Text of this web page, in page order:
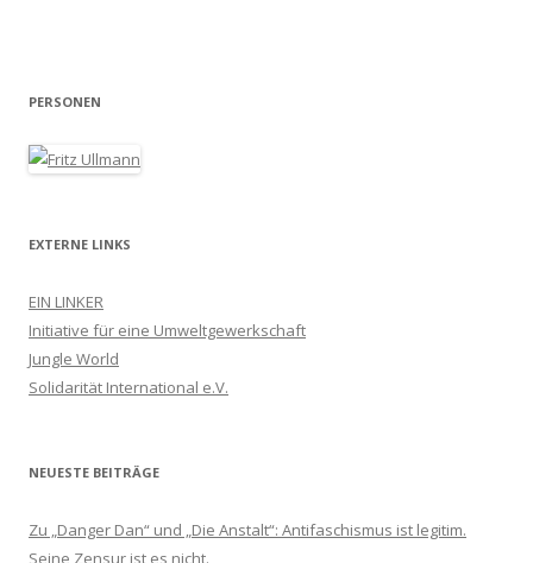
PERSONEN
EXTERNE LINKS
EIN LINKER
Initiative für eine Umweltgewerkschaft
Jungle World
Solidarität International e.V.
NEUESTE BEITRÄGE
Zu „Danger Dan“ und „Die Anstalt“: Antifaschismus ist legitim.
Seine Zensur ist es nicht.